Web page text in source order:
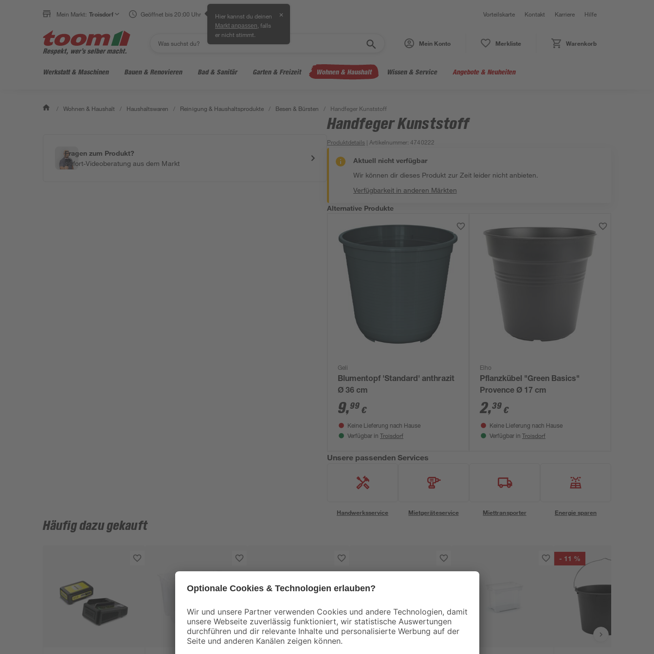
Mein Markt: Troisdorf Geöffnet bis 20:00 Uhr Hier kannst du deinen
Markt anpassen , falls
er nicht stimmt.
✕ Vorteilskarte Kontakt Karriere Hilfe
Mein Konto Merkliste Warenkorb
Werkstatt & Maschinen Bauen & Renovieren Bad & Sanitär Garten & Freizeit Wohnen & Haushalt Wissen & Service Angebote & Neuheiten
/ Wohnen & Haushalt / Haushaltswaren / Reinigung & Haushaltsprodukte / Besen & Bürsten / Handfeger Kunststoff
Fragen zum Produkt?
Sofort-Videoberatung aus dem Markt
Handfeger Kunststoff
Produktdetails | Artikelnummer:4740222
Aktuell nicht verfügbar
Wir können dir dieses Produkt zur Zeit leider nicht anbieten.
Verfügbarkeit in anderen Märkten
Alternative Produkte
Geli
Blumentopf 'Standard' anthrazit
Ø 36 cm
9,99 €
Keine Lieferung nach Hause
Verfügbar in Troisdorf
Elho
Pflanzkübel "Green Basics"
Provence Ø 17 cm
2,39 €
Keine Lieferung nach Hause
Verfügbar in Troisdorf
Unsere passenden Services
Handwerksservice Mietgeräteservice Miettransporter Energie sparen
Häufig dazu gekauft
- 11 %